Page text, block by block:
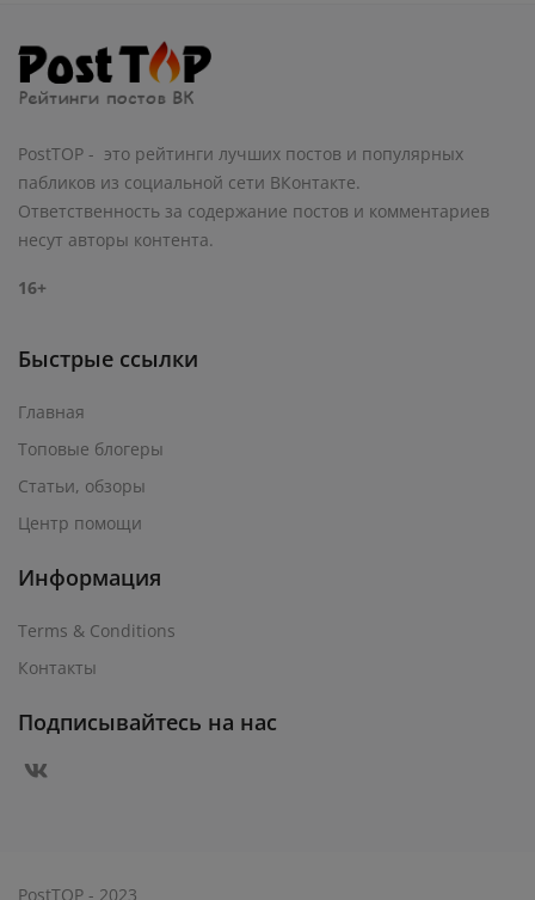
PostTOP - это рейтинги лучших постов и популярных
пабликов из социальной сети ВКонтакте.
Ответственность за содержание постов и комментариев
несут авторы контента.
16+
Быстрые ссылки
Главная
Топовые блогеры
Статьи, обзоры
Центр помощи
Информация
Terms & Conditions
Контакты
Подписывайтесь на нас
PostTOP - 2023